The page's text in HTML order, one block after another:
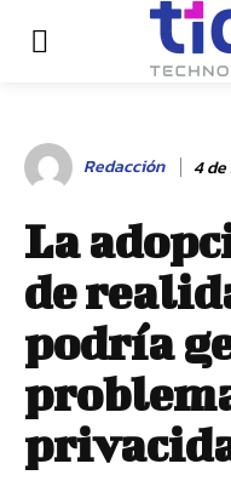
Redacción 4
La
de
podría